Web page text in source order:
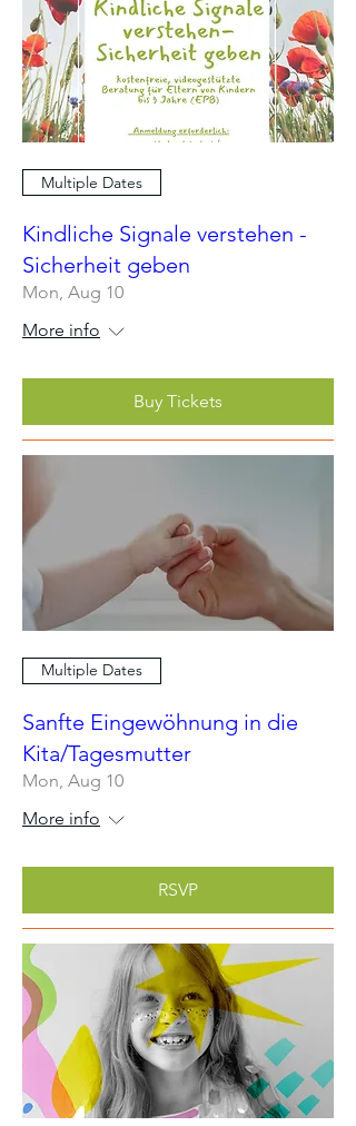
Multiple Dates
Kindliche Signale verstehen -
Sicherheit geben
Mon, Aug 10
More info
Buy Tickets
Multiple Dates
Sanfte Eingewöhnung in die
Kita/Tagesmutter
Mon, Aug 10
More info
RSVP